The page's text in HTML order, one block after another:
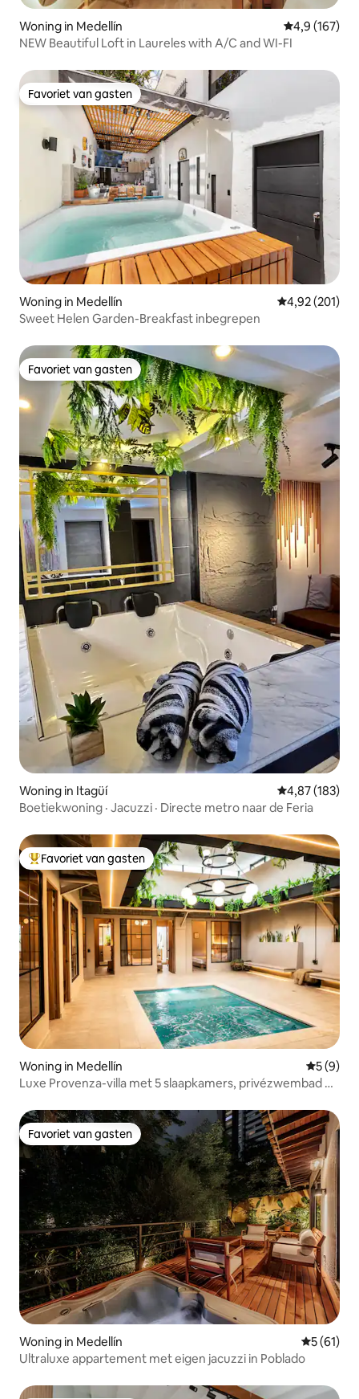
Woning in Medellín Gemiddelde
4,9 (167)
NEW Beautiful Loft in Laureles with A/C and WI-FI
Favoriet van gasten
Favoriet van gasten
Woning in Medellín Gemiddelde
4,92 (201)
Sweet Helen Garden-Breakfast inbegrepen
Favoriet van gasten
Favoriet van gasten
Woning in Itagüí Gemiddelde
4,87 (183)
Boetiekwoning · Jacuzzi · Directe metro naar de Feria
Topfavoriet van gasten
Favoriet van gasten
Woning in Medellín
5 (9)
Luxe Provenza-villa met 5 slaapkamers, privézwembad en
Favoriet van gasten
Favoriet van gasten
Woning in Medellín
5 (61)
Ultraluxe appartement met eigen jacuzzi in Poblado